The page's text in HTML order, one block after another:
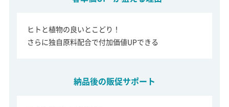
ヒトと植物の良いとこどり！
さらに独自原料配合で付加価値UPできる
納品後の販促サポート